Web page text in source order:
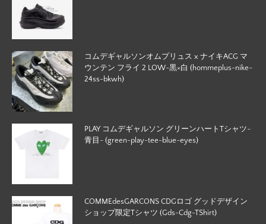
コムデギャルソンオムプリュス x ナイキACG マ
ウンテン フライ 2 LOW-黒×白 (hommeplus-nike-
24ss-bkwh)
PLAY コムデギャルソン グリーンハートTシャツ-
青目- (green-play-tee-blue-eyes)
COMMEdesGARCONS CDGロゴ グッドデザイン
ショップ限定Tシャツ (Gds-Cdg-TShirt)